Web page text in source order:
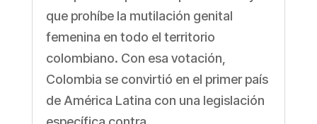
que prohíbe la mutilación genital
femenina en todo el territorio
colombiano. Con esa votación,
Colombia se convirtió en el primer país
de América Latina con una legislación